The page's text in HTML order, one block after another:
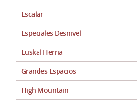
Escalar
Especiales Desnivel
Euskal Herria
Grandes Espacios
High Mountain